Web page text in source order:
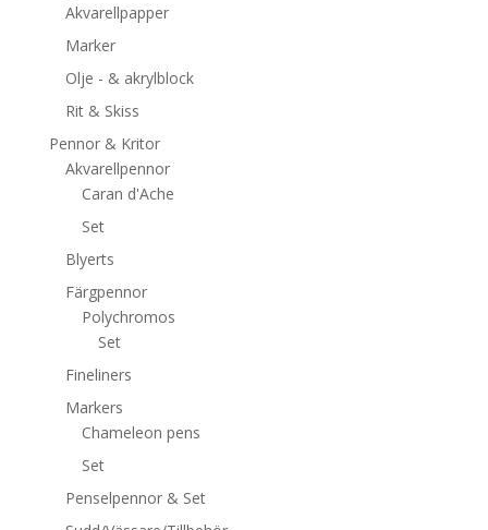
Akvarellpapper
Marker
Olje - & akrylblock
Rit & Skiss
Pennor & Kritor
Akvarellpennor
Caran d'Ache
Set
Blyerts
Färgpennor
Polychromos
Set
Fineliners
Markers
Chameleon pens
Set
Penselpennor & Set